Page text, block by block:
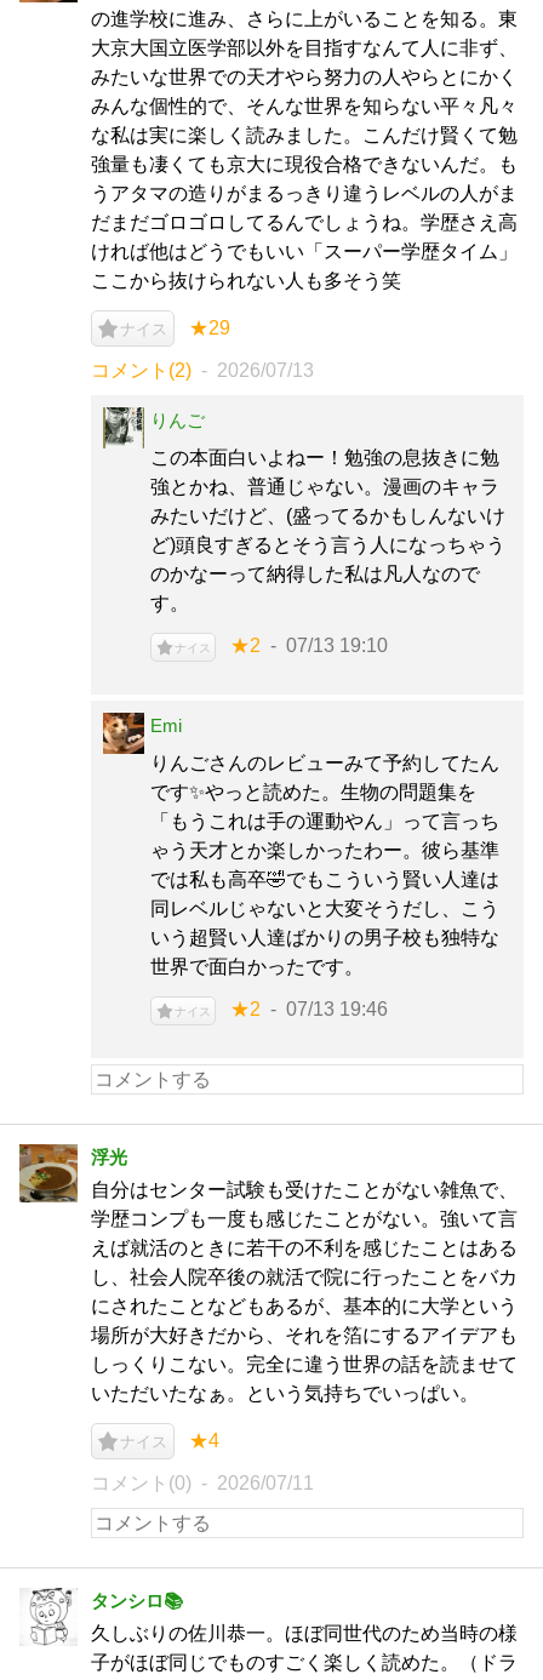
の進学校に進み、さらに上がいることを知る。東
大京大国立医学部以外を目指すなんて人に非ず、
みたいな世界での天才やら努力の人やらとにかく
みんな個性的で、そんな世界を知らない平々凡々
な私は実に楽しく読みました。こんだけ賢くて勉
強量も凄くても京大に現役合格できないんだ。も
うアタマの造りがまるっきり違うレベルの人がま
だまだゴロゴロしてるんでしょうね。学歴さえ高
ければ他はどうでもいい「スーパー学歴タイム」
ここから抜けられない人も多そう笑
ナイス ★29
コメント(2) 2026/07/13
りんご
この本面白いよねー！勉強の息抜きに勉
強とかね、普通じゃない。漫画のキャラ
みたいだけど、(盛ってるかもしんないけ
ど)頭良すぎるとそう言う人になっちゃう
のかなーって納得した私は凡人なので
す。
ナイス ★2 07/13 19:10
Emi
りんごさんのレビューみて予約してたん
です✨️やっと読めた。生物の問題集を
「もうこれは手の運動やん」って言っち
ゃう天才とか楽しかったわー。彼ら基準
では私も高卒🤣でもこういう賢い人達は
同レベルじゃないと大変そうだし、こう
いう超賢い人達ばかりの男子校も独特な
世界で面白かったです。
ナイス ★2 07/13 19:46
浮光
自分はセンター試験も受けたことがない雑魚で、
学歴コンプも一度も感じたことがない。強いて言
えば就活のときに若干の不利を感じたことはある
し、社会人院卒後の就活で院に行ったことをバカ
にされたことなどもあるが、基本的に大学という
場所が大好きだから、それを箔にするアイデアも
しっくりこない。完全に違う世界の話を読ませて
いただいたなぁ。という気持ちでいっぱい。
ナイス ★4
コメント(0) 2026/07/11
タンシロ📚
久しぶりの佐川恭一。ほぼ同世代のため当時の様
子がほぼ同じでものすごく楽しく読めた。（ドラ